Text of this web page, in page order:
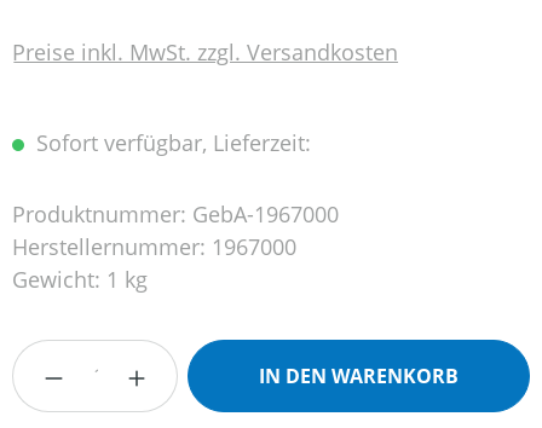
Preise inkl. MwSt. zzgl. Versandkosten
Sofort verfügbar, Lieferzeit:
Produktnummer: GebA-1967000
Herstellernummer: 1967000
Gewicht: 1 kg
Produkt Anzahl: Gib den gewünschten
IN DEN WARENKORB